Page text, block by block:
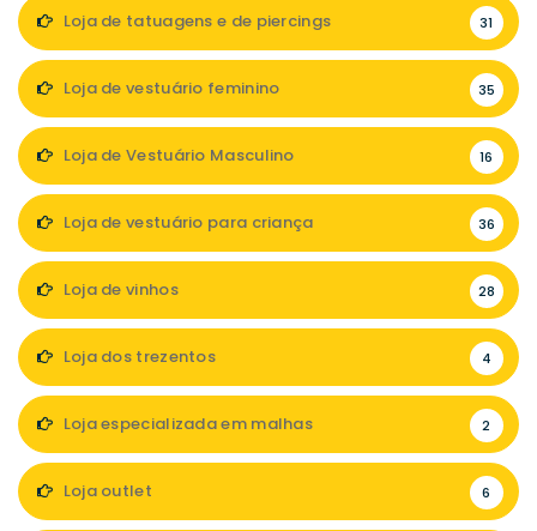
Loja de tatuagens e de piercings 31
Loja de vestuário feminino 35
Loja de Vestuário Masculino 16
Loja de vestuário para criança 36
Loja de vinhos 28
Loja dos trezentos 4
Loja especializada em malhas 2
Loja outlet 6